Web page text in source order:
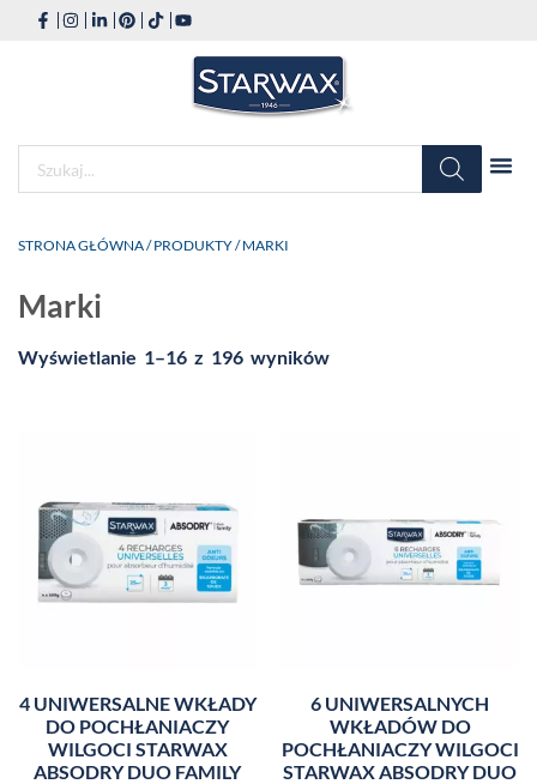
STRONA GŁÓWNA/PRODUKTY/ MARKI
Marki
Wyświetlanie 1–16 z 196 wyników
4 UNIWERSALNE WKŁADY
DO POCHŁANIACZY
WILGOCI STARWAX
ABSODRY DUO FAMILY
6 UNIWERSALNYCH
WKŁADÓW DO
POCHŁANIACZY WILGOCI
STARWAX ABSODRY DUO